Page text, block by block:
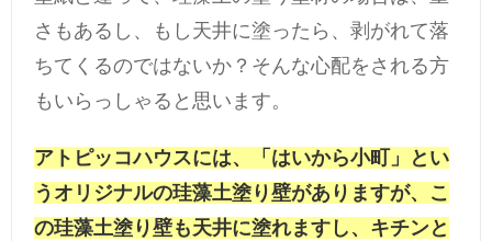
さもあるし、もし天井に塗ったら、剥がれて落
ちてくるのではないか？そんな心配をされる方
もいらっしゃると思います。
アトピッコハウスには、「はいから小町」とい
うオリジナルの珪藻土塗り壁がありますが、こ
の珪藻土塗り壁も天井に塗れますし、キチンと